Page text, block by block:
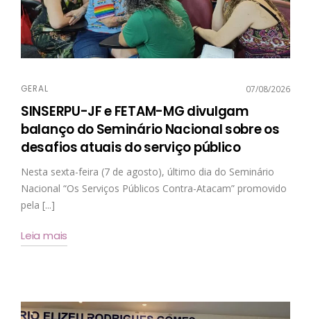
GERAL 07/08/2026
SINSERPU-JF e FETAM-MG divulgam
balanço do Seminário Nacional sobre os
desafios atuais do serviço público
Nesta sexta-feira (7 de agosto), último dia do Seminário
Nacional “Os Serviços Públicos Contra-Atacam” promovido
pela [...]
Leia mais